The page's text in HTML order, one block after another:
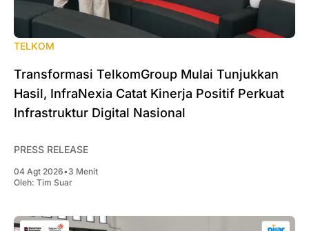
TELKOM
Transformasi TelkomGroup Mulai Tunjukkan
Hasil, InfraNexia Catat Kinerja Positif Perkuat
Infrastruktur Digital Nasional
PRESS RELEASE
04 Agt 2026•3 Menit
Oleh: Tim Suar